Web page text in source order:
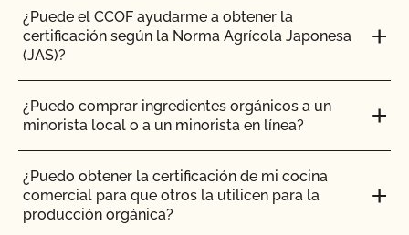
H2.0 Productos orgánicos
¿Puedo utilizar un pienso no orgánico para el
ganado orgánico?
¿Puedo utilizar antibióticos en mis animales y
mantener su condición orgánica?
¿Puedo utilizar cualquier matadero para procesar
mis animales orgánicos?
¿Puede el CCOF ayudarme a obtener la
certificación según la Norma Agrícola Japonesa
(JAS)?
¿Puedo comprar ingredientes orgánicos a un
minorista local o a un minorista en línea?
¿Puedo obtener la certificación de mi cocina
comercial para que otros la utilicen para la
producción orgánica?